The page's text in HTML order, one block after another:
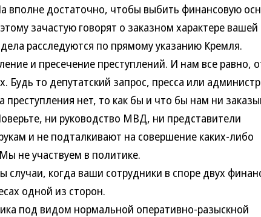
достаточно, чтобы выбить финансовую
зачастую говорят о заказном характере вашей
расследуются по прямому указанию Кремля.
и пресечение преступлений. И нам все равно,
Будь то депутатский запрос, пресса или
преступления нет, то как бы и что бы нам ни
ни руководство МВД, ни представители
и не подталкивают на совершение каких-либо
не участвуем в политике.
когда ваши сотрудники в споре двух
одной из сторон.
под видом нормальной оперативно-разыскной